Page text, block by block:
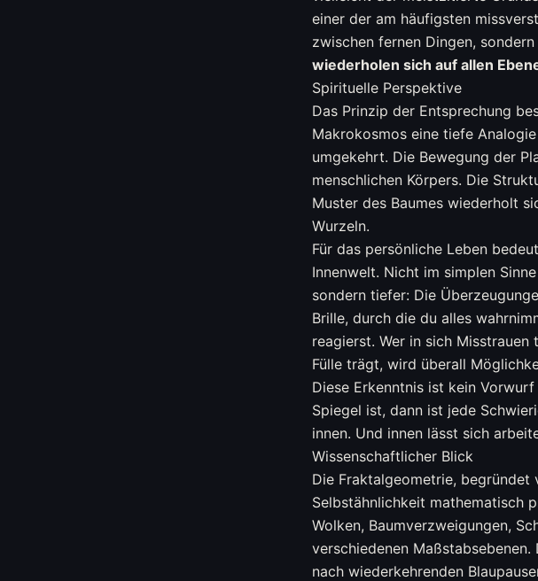
einer der am häufigsten
zwischen fernen Dingen,
wiederholen sich auf allen
Spirituelle Perspektive
Das Prinzip der Entsprechung
Makrokosmos eine tiefe
umgekehrt. Die Bewegung der
menschlichen Körpers. Die
Muster des Baumes wiederholt
Wurzeln.
Für das persönliche Leben
Innenwelt. Nicht im simplen
sondern tiefer: Die
Brille, durch die du alles
reagierst. Wer in sich
Fülle trägt, wird überall
Diese Erkenntnis ist kein
Spiegel ist, dann ist jede
innen. Und innen lässt sich
Wissenschaftlicher Blick
Die Fraktalgeometrie,
Selbstähnlichkeit mathematisch
Wolken, Baumverzweigungen,
verschiedenen
nach wiederkehrenden